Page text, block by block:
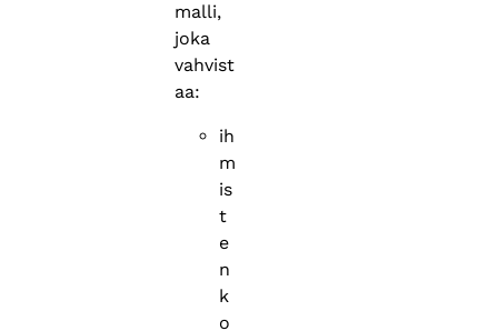
malli,
joka
vahvist
aa:
ih
m
is
t
e
n
k
o